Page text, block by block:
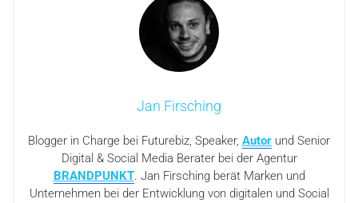
Jan Firsching
Blogger in Charge bei Futurebiz, Speaker, Autor und Senior
Digital & Social Media Berater bei der Agentur
BRANDPUNKT. Jan Firsching berät Marken und
Unternehmen bei der Entwicklung von digitalen und Social